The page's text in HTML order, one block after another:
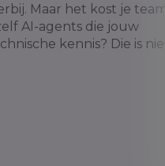
Maar het kost je team
AI-agents die jouw
kennis? Die is niet